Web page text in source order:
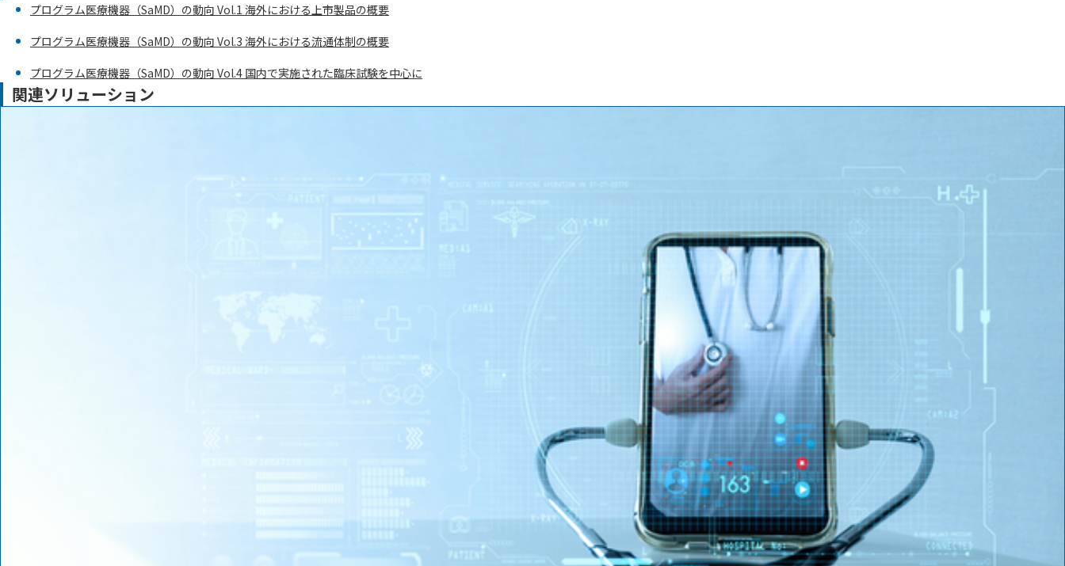
プログラム医療機器（SaMD）の動向 Vol.1 海外における上市製品の概要
プログラム医療機器（SaMD）の動向 Vol.3 海外における流通体制の概要
プログラム医療機器（SaMD）の動向 Vol.4 国内で実施された臨床試験を中心に
関連ソリューション